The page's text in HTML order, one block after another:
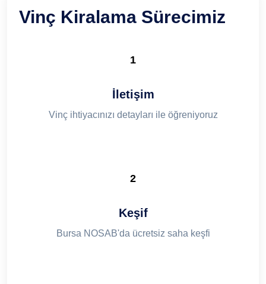
Vinç Kiralama Sürecimiz
1
İletişim
Vinç ihtiyacınızı detayları ile öğreniyoruz
2
Keşif
Bursa NOSAB'da ücretsiz saha keşfi